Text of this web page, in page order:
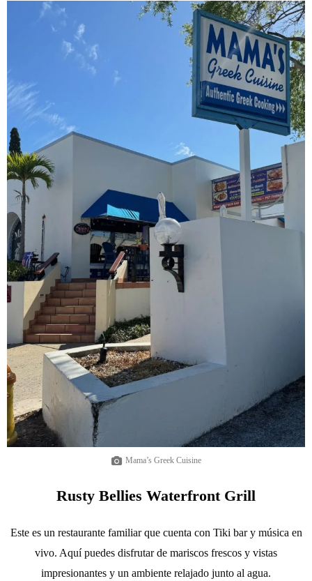
Mama’s Greek Cuisine
Rusty Bellies Waterfront Grill
Este es un restaurante familiar que cuenta con Tiki bar y música en
vivo. Aquí puedes disfrutar de mariscos frescos y vistas
impresionantes y un ambiente relajado junto al agua.